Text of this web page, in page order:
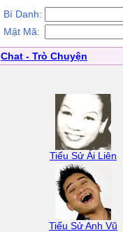
Bí Danh:
Mật Mã:
Chat - Trò Chuyện
Tiểu Sử Ái Liên
Tiểu Sử Anh Vũ